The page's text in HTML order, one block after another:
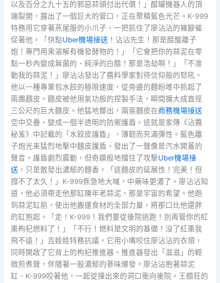
以及百分之九十五的邪惡蒜頭付出代價！」醋罐機器人的頂
端裂開，露出了一個巨大的管口，正在聚積藍色光芒。K-999
特務用它穿著燕尾服的小爪子，一把抓住了廖沾沾的褲腳催
促著他。「快點Uber機場接送 ！沾沾先生！那是醋酸離子
炮！專門用來溶解有機發酵物的！」「它會把你的蒜泥在零
點一秒內變成無菌的、純淨的白醋！那是浩劫啊！」「不准
動我的蒜泥！」廖沾沾發出了醬料學家對待信仰般的怒吼。
他以一種專業包水餃的極限速度，從旁邊的麵粉堆中抓起了
兩團麵皮。麵皮被他用氣功般的捏製手法，瞬間擴大成直徑
三公尺的巨大麵皮。他猛地擲出，兩張麵皮在商務機場接送
空中交疊，變成一個半透明的防禦護盾。這就是家傳《沾醬
秘笈》中記載的「水餃皮護盾」，薄韌而充滿彈性。藍色離
子炮光束猛烈地擊中麵皮護盾，發出了一聲像是汽水開蓋的
聲音。護盾劇烈震動，但奇蹟般地擋住了攻擊Uber機場接
送 ，只是散發出濃郁的麵香。「這麵皮的延展性！完美！但
撐不了太久！」K-999焦急地大喊，中藥味更濃了。廖沾沾知
道，他必須帶走他那缸陳年老蒜泥，那是宇宙的希望。他跑
到蒜泥缸前，使出他搬運食材的全部力量，將那口比他還胖
的缸抱起。「走！K-999！我們要從後院逃跑！別再管你的紅
棗枸杞燃料了！」「不行！燃料是文明的基礎！沒了紅棗我
飛不遠！」吉娃娃特務抗議。它用小嘴咬住廖沾沾的衣領，
同時開啟了它背上的枸杞推進器。推進器發出「滋滋」的輕
微煎煮聲，伴隨著一股濃郁的蔘味爆發。廖沾沾抱著蒜泥
缸、K-999咬著他，一起從撞出來的洞口衝向後院。王醋狂的